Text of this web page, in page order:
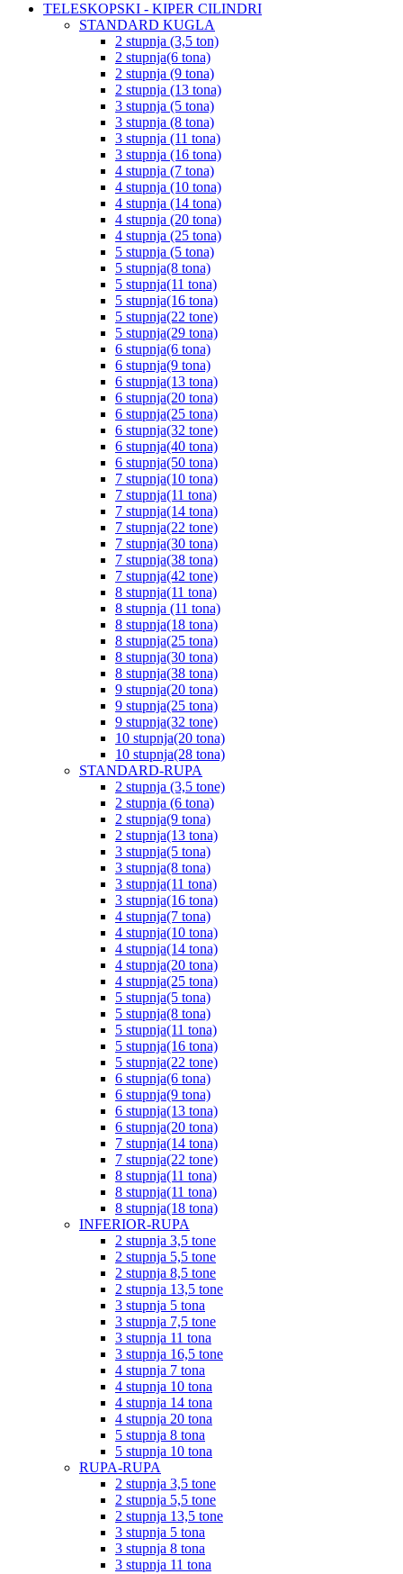
TELESKOPSKI - KIPER CILINDRI
STANDARD KUGLA
2 stupnja (3,5 ton)
2 stupnja(6 tona)
2 stupnja (9 tona)
2 stupnja (13 tona)
3 stupnja (5 tona)
3 stupnja (8 tona)
3 stupnja (11 tona)
3 stupnja (16 tona)
4 stupnja (7 tona)
4 stupnja (10 tona)
4 stupnja (14 tona)
4 stupnja (20 tona)
4 stupnja (25 tona)
5 stupnja (5 tona)
5 stupnja(8 tona)
5 stupnja(11 tona)
5 stupnja(16 tona)
5 stupnja(22 tone)
5 stupnja(29 tona)
6 stupnja(6 tona)
6 stupnja(9 tona)
6 stupnja(13 tona)
6 stupnja(20 tona)
6 stupnja(25 tona)
6 stupnja(32 tone)
6 stupnja(40 tona)
6 stupnja(50 tona)
7 stupnja(10 tona)
7 stupnja(11 tona)
7 stupnja(14 tona)
7 stupnja(22 tone)
7 stupnja(30 tona)
7 stupnja(38 tona)
7 stupnja(42 tone)
8 stupnja(11 tona)
8 stupnja (11 tona)
8 stupnja(18 tona)
8 stupnja(25 tona)
8 stupnja(30 tona)
8 stupnja(38 tona)
9 stupnja(20 tona)
9 stupnja(25 tona)
9 stupnja(32 tone)
10 stupnja(20 tona)
10 stupnja(28 tona)
STANDARD-RUPA
2 stupnja (3,5 tone)
2 stupnja (6 tona)
2 stupnja(9 tona)
2 stupnja(13 tona)
3 stupnja(5 tona)
3 stupnja(8 tona)
3 stupnja(11 tona)
3 stupnja(16 tona)
4 stupnja(7 tona)
4 stupnja(10 tona)
4 stupnja(14 tona)
4 stupnja(20 tona)
4 stupnja(25 tona)
5 stupnja(5 tona)
5 stupnja(8 tona)
5 stupnja(11 tona)
5 stupnja(16 tona)
5 stupnja(22 tone)
6 stupnja(6 tona)
6 stupnja(9 tona)
6 stupnja(13 tona)
6 stupnja(20 tona)
7 stupnja(14 tona)
7 stupnja(22 tone)
8 stupnja(11 tona)
8 stupnja(11 tona)
8 stupnja(18 tona)
INFERIOR-RUPA
2 stupnja 3,5 tone
2 stupnja 5,5 tone
2 stupnja 8,5 tone
2 stupnja 13,5 tone
3 stupnja 5 tona
3 stupnja 7,5 tone
3 stupnja 11 tona
3 stupnja 16,5 tone
4 stupnja 7 tona
4 stupnja 10 tona
4 stupnja 14 tona
4 stupnja 20 tona
5 stupnja 8 tona
5 stupnja 10 tona
RUPA-RUPA
2 stupnja 3,5 tone
2 stupnja 5,5 tone
2 stupnja 13,5 tone
3 stupnja 5 tona
3 stupnja 8 tona
3 stupnja 11 tona